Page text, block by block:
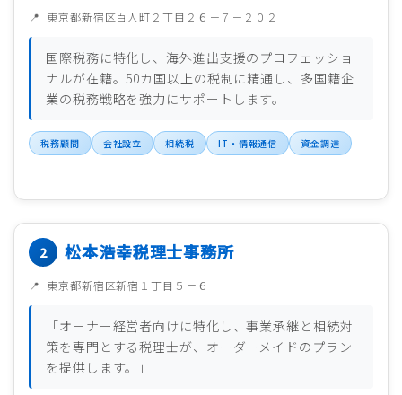
東京都新宿区百人町２丁目２６－７－２０２
国際税務に特化し、海外進出支援のプロフェッショ
ナルが在籍。50カ国以上の税制に精通し、多国籍企
業の税務戦略を強力にサポートします。
税務顧問 会社設立 相続税 IT・情報通信 資金調達
松本浩幸税理士事務所
東京都新宿区新宿１丁目５－６
「オーナー経営者向けに特化し、事業承継と相続対
策を専門とする税理士が、オーダーメイドのプラン
を提供します。」